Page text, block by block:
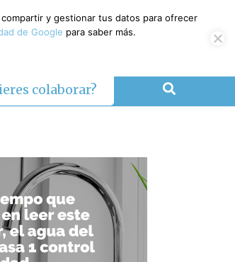
colaborar?
y gestionar tus datos para ofrecer
de Google para saber más.